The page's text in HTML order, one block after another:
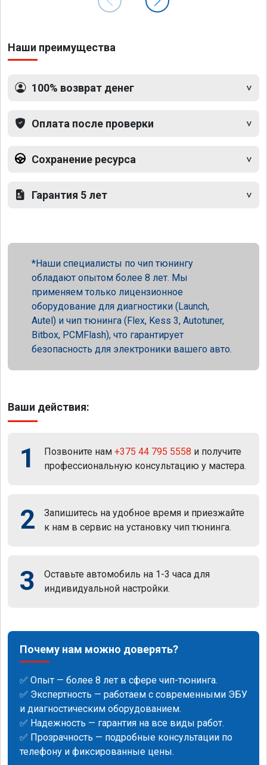
Наши преимущества
100% возврат денег
Оплата после проверки
Сохранение ресурса
Гарантия 5 лет
Наши специалисты по чип тюнингу
обладают опытом более 8 лет. Мы
применяем только лицензионное
оборудование для диагностики (Launch,
Autel) и чип тюнинга (Flex, Kess 3, Autotuner,
Bitbox, PCMFlash), что гарантирует
безопасность для электроники вашего авто.
Ваши действия:
1 Позвоните нам +375 44 795 5558 и получите
профессиональную консультацию у мастера.
2
Запишитесь на удобное время и приезжайте
к нам в сервис на установку чип тюнинга.
3
Оставьте автомобиль на 1-3 часа для
индивидуальной настройки.
Почему нам можно доверять?
✅ Опыт — более 8 лет в сфере чип-тюнинга.
✅ Экспертность — работаем с современными ЭБУ
и диагностическим оборудованием.
✅ Надежность — гарантия на все виды работ.
✅ Прозрачность — подробные консультации по
телефону и фиксированные цены.